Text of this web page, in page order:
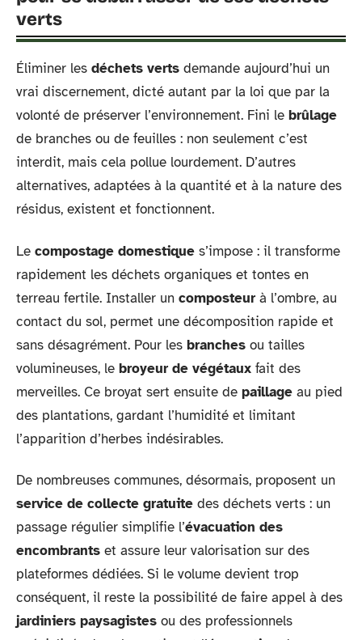
verts
Éliminer les déchets verts demande aujourd’hui un
vrai discernement, dicté autant par la loi que par la
volonté de préserver l’environnement. Fini le brûlage
de branches ou de feuilles : non seulement c’est
interdit, mais cela pollue lourdement. D’autres
alternatives, adaptées à la quantité et à la nature des
résidus, existent et fonctionnent.
Le compostage domestique s’impose : il transforme
rapidement les déchets organiques et tontes en
terreau fertile. Installer un composteur à l’ombre, au
contact du sol, permet une décomposition rapide et
sans désagrément. Pour les branches ou tailles
volumineuses, le broyeur de végétaux fait des
merveilles. Ce broyat sert ensuite de paillage au pied
des plantations, gardant l’humidité et limitant
l’apparition d’herbes indésirables.
De nombreuses communes, désormais, proposent un
service de collecte gratuite des déchets verts : un
passage régulier simplifie l’évacuation des
encombrants et assure leur valorisation sur des
plateformes dédiées. Si le volume devient trop
conséquent, il reste la possibilité de faire appel à des
jardiniers paysagistes ou des professionnels